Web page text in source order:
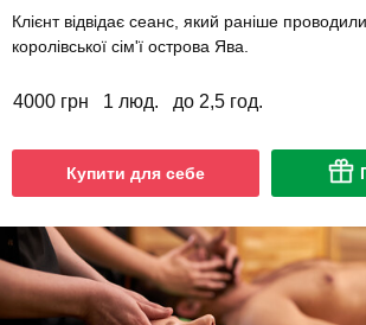
Клієнт відвідає сеанс, який раніше
королівської сім'ї острова Ява.
4000 грн 1 люд. до 2,5 год.
Купити для себе